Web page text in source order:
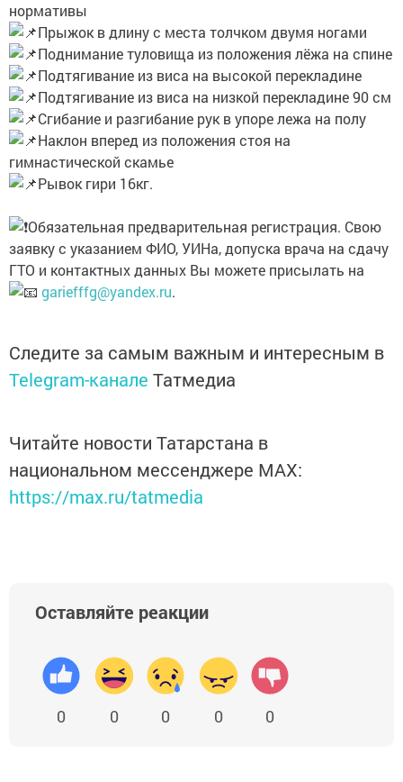
нормативы
Прыжок в длину с места толчком двумя ногами
Поднимание туловища из положения лёжа на спине
Подтягивание из виса на высокой перекладине
Подтягивание из виса на низкой перекладине 90 см
Сгибание и разгибание рук в упоре лежа на полу
Наклон вперед из положения стоя на
гимнастической скамье
Рывок гири 16кг.
Обязательная предварительная регистрация. Свою
заявку с указанием ФИО, УИНа, допуска врача на сдачу
ГТО и контактных данных Вы можете присылать на
gariefffg@yandex.ru.
Следите за самым важным и интересным в
Telegram-канале Татмедиа
Читайте новости Татарстана в
национальном мессенджере MАХ:
https://max.ru/tatmedia
Оставляйте реакции
0 0 0 0 0